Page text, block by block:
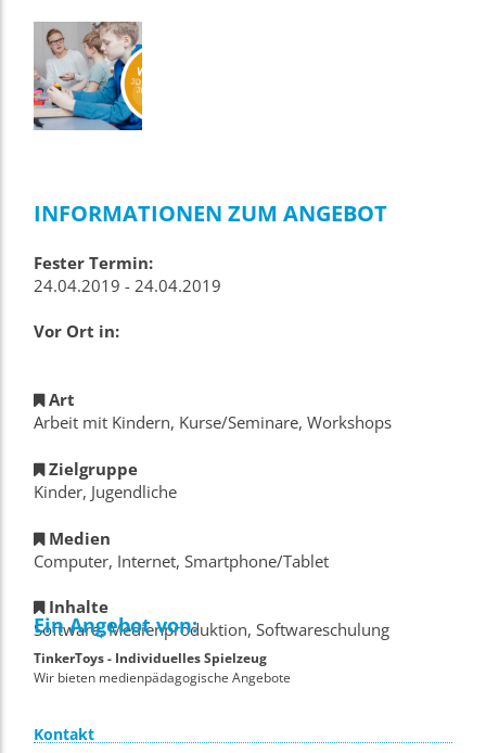
INFORMATIONEN ZUM ANGEBOT
Fester Termin:
24.04.2019 - 24.04.2019
Vor Ort in:
Art
Arbeit mit Kindern, Kurse/Seminare, Workshops
Zielgruppe
Kinder, Jugendliche
Medien
Computer, Internet, Smartphone/Tablet
Inhalte
Software, Medienproduktion, Softwareschulung
Ein Angebot von:
TinkerToys - Individuelles Spielzeug
Wir bieten medienpädagogische Angebote
Kontakt